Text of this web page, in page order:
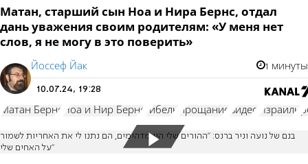
Матан, старший сын Ноа и Нира Бернс, отдал
дань уважения своим родителям: «У меня нет
слов, я не могу в это поверить»
Йоссеф Йак 1 минуты
10.07.24, 19:28
Матан Бернс Ноа и Нир Бернс гибель прощание видео Израиль
בנם של נועה וניר ברנס: "ההורים שלי היו מדהימים, הם נתנו לי את האחריות לשמור
על האחים שלי"